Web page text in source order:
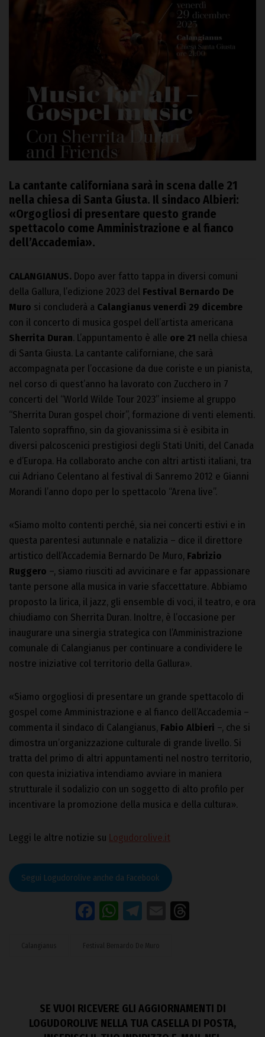
La cantante californiana sarà in scena dalle 21
nella chiesa di Santa Giusta. Il sindaco Albieri:
«Orgogliosi di presentare questo grande
spettacolo come Amministrazione e al fianco
dell’Accademia».
CALANGIANUS. Dopo aver fatto tappa in diversi comuni
della Gallura, l’edizione 2023 del Festival Bernardo De
Muro si concluderà a Calangianusvenerdì 29 dicembre
con il concerto di musica gospel dell’artista americana
Sherrita Duran. L’appuntamento è alle ore 21 nella chiesa
di Santa Giusta. La cantante californiane, che sarà
accompagnata per l’occasione da due coriste e un pianista,
nel corso di quest’anno ha lavorato con Zucchero in 7
concerti del “World Wilde Tour 2023” insieme al gruppo
“Sherrita Duran gospel choir”, formazione di venti elementi.
Talento sopraffino, sin da giovanissima si è esibita in
diversi palcoscenici prestigiosi degli Stati Uniti, del Canada
e d’Europa. Ha collaborato anche con altri artisti italiani, tra
cui Adriano Celentano al festival di Sanremo 2012 e Gianni
Morandi l’anno dopo per lo spettacolo “Arena live”.
«Siamo molto contenti perché, sia nei concerti estivi e in
questa parentesi autunnale e natalizia – dice il direttore
artistico dell’Accademia Bernardo De Muro, Fabrizio
Ruggero –, siamo riusciti ad avvicinare e far appassionare
tante persone alla musica in varie sfaccettature. Abbiamo
proposto la lirica, il jazz, gli ensemble di voci, il teatro, e ora
chiudiamo con Sherrita Duran. Inoltre, è l’occasione per
inaugurare una sinergia strategica con l’Amministrazione
comunale di Calangianus per continuare a condividere le
nostre iniziative col territorio della Gallura».
«Siamo orgogliosi di presentare un grande spettacolo di
gospel come Amministrazione e al fianco dell’Accademia –
commenta il sindaco di Calangianus, Fabio Albieri –, che si
dimostra un’organizzazione culturale di grande livello. Si
tratta del primo di altri appuntamenti nel nostro territorio,
con questa iniziativa intendiamo avviare in maniera
strutturale il sodalizio con un soggetto di alto profilo per
incentivare la promozione della musica e della cultura».
Leggi le altre notizie su Logudorolive.it
Segui Logudorolive anche da Facebook
Facebook
WhatsApp
Telegram
Email
Calangianus Festival Bernardo De Muro
SE VUOI RICEVERE GLI AGGIORNAMENTI DI
LOGUDOROLIVE NELLA TUA CASELLA DI POSTA,